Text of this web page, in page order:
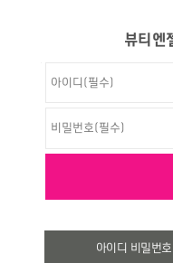
뷰티엔
아이디 비밀번